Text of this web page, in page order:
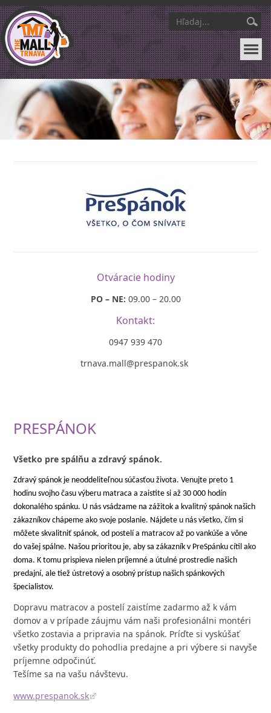
Otváracie hodiny
PO – NE: 09.00 – 20.00
Kontakt:
0947 939 470
trnava.mall@prespanok.sk
PRESPÁNOK
Všetko pre spálňu a zdravý spánok.
Zdravý spánok je neoddeliteľnou súčasťou života. Venujte preto 1
hodinu svojho času výberu matraca a zaistite si až 30 000 hodín
dokonalého spánku. U nás vsádzame na zážitok a kvalitný spánok našich
zákazníkov chápeme ako svoje poslanie. Nájdete u nás všetko, čím si
môžete skvalitniť spánok, od postelí a matracov až po vankúše a vône
do vašej spálne. Našou prioritou je, aby sa zákazník v PreSpánku cítil ako
doma. K tomu prispieva nielen príjemné a útulné prostredie našich
predajní, ale tiež ústretový a osobný prístup našich spánkových
špecialistov.
Dopravu matracov a postelí zaistíme zadarmo až k vám
domov a v prípade záujmu vám naši profesionálni montéri
všetko zostavia a pripravia na spánok. Príďte si vyskúšať
všetky produkty do pohodlia predajne a pri výbere si navyše
príjemne odpočinúť.
Tešíme sa na vašu návštevu.
www.prespanok.sk